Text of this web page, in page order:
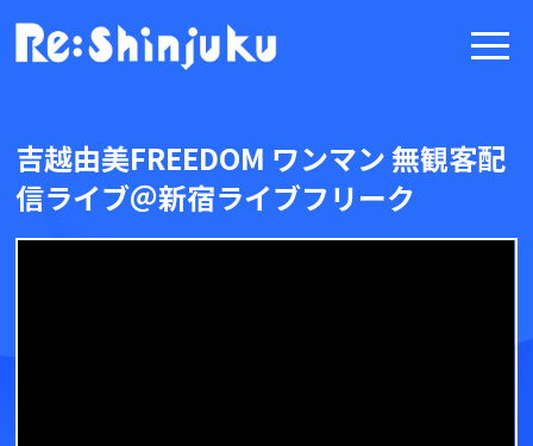
吉越由美FREEDOM ワンマン 無観客配
信ライブ＠新宿ライブフリーク